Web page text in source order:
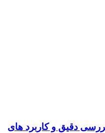
و کاربرد های